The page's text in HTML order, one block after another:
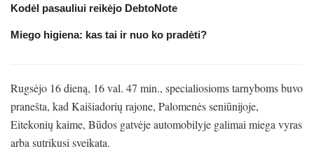
Kodėl pasauliui reikėjo DebtoNote
Miego higiena: kas tai ir nuo ko pradėti?
Rugsėjo 16 dieną, 16 val. 47 min., specialiosioms tarnyboms buvo
pranešta, kad Kaišiadorių rajone, Palomenės seniūnijoje,
Eitekonių kaime, Būdos gatvėje automobilyje galimai miega vyras
arba sutrikusi sveikata.